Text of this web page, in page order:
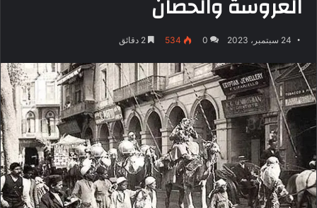
24 سبتمبر، 2023 0
534